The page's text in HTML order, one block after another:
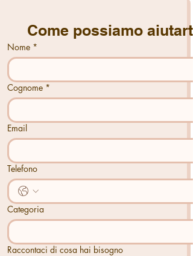
Come possiamo
Nome *
Cognome *
Email
Telefono
Categoria
Raccontaci di cosa hai bisogno